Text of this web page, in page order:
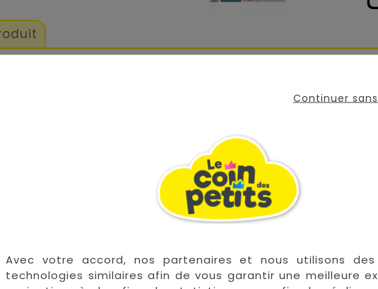
Continuer
Avec votre accord, nos partenaires et nous utilisons
technologies similaires afin de vous garantir une meilleure
de la marque Jamara est fidèle à l'originale ! Cette mini
et sa poignée pour saisir et pousser.
un petit coffre pour ranger son goûter ou ses petits trésors